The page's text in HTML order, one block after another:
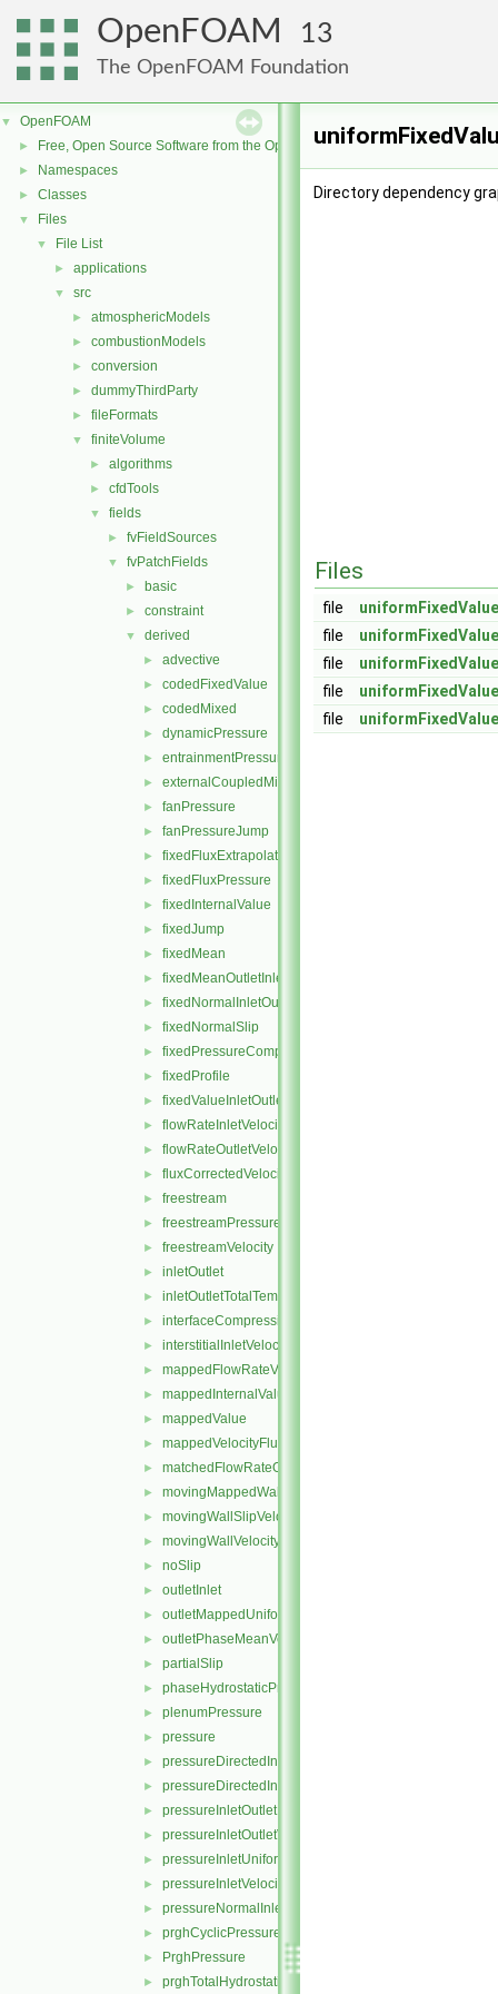
OpenFOAM 13
The OpenFOAM Foundation
▼ OpenFOAM
► Free, Open Source Software from the OpenFOAM Foundation
► Namespaces
► Classes
▼ Files
▼ File List
► applications
▼ src
► atmosphericModels
► combustionModels
► conversion
► dummyThirdParty
► fileFormats
▼ finiteVolume
► algorithms
► cfdTools
▼ fields
► fvFieldSources
▼ fvPatchFields
► basic
► constraint
▼ derived
► advective
► codedFixedValue
► codedMixed
► dynamicPressure
► entrainmentPressure
► externalCoupledMixed
► fanPressure
► fanPressureJump
► fixedFluxExtrapolatedPressure
► fixedFluxPressure
► fixedInternalValue
► fixedJump
► fixedMean
► fixedMeanOutletInlet
► fixedNormalInletOutletVelocity
► fixedNormalSlip
► fixedPressureCompressibleDensity
► fixedProfile
► fixedValueInletOutlet
► flowRateInletVelocity
► flowRateOutletVelocity
► fluxCorrectedVelocity
► freestream
► freestreamPressure
► freestreamVelocity
► inletOutlet
► inletOutletTotalTemperature
► interfaceCompression
► interstitialInletVelocity
► mappedFlowRateVelocity
► mappedInternalValue
► mappedValue
► mappedVelocityFlux
► matchedFlowRateOutletVelocity
► movingMappedWallVelocity
► movingWallSlipVelocity
► movingWallVelocity
► noSlip
► outletInlet
► outletMappedUniformInlet
► outletPhaseMeanVelocity
► partialSlip
► phaseHydrostaticPressure
► plenumPressure
► pressure
► pressureDirectedInletOutletVelocity
► pressureDirectedInletVelocity
► pressureInletOutletParSlipVelocity
► pressureInletOutletVelocity
► pressureInletUniformVelocity
► pressureInletVelocity
► pressureNormalInletOutletVelocity
► prghCyclicPressure
► PrghPressure
► prghTotalHydrostaticPressure
Directory dependency
Files
file
file
file
file
file